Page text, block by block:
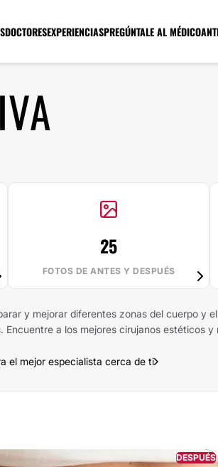
DOCTORESEXPERIENCIASPREGÚNTALE AL MÉDICO
25
FOTOS DE ANTES Y DESPUÉS
y mejorar diferentes zonas del cuerpo y
a los mejores cirujanos estéticos
el mejor especialista cerca de ti
DESPUÉS